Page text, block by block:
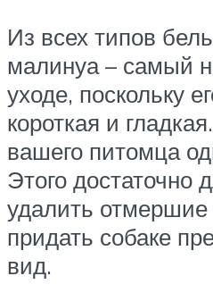
Из всех типов
малинуа – самый
уходе, поскольку
короткая и
вашего питомца
Этого достаточно
удалить отмершие
придать собаке
вид.